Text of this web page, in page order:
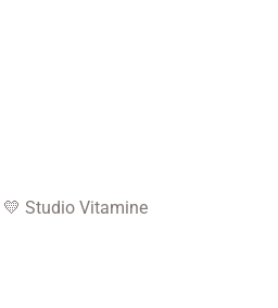
💛 Studio Vitamine